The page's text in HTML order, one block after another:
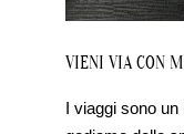
VIENI VIA CON
I viaggi sono